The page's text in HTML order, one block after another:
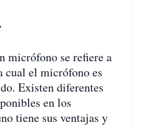
micrófono se refiere a
cual el micrófono es
Existen diferentes
en los
tiene sus ventajas y